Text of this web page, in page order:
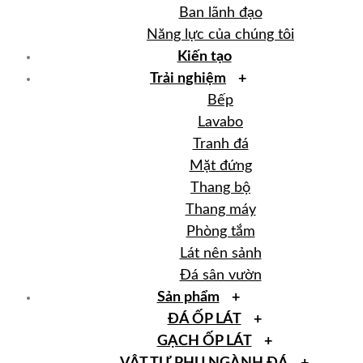
Ban lãnh đạo
Năng lực của chúng tôi
Kiến tạo
Trải nghiệm
Bếp
Lavabo
Tranh đá
Mặt đứng
Thang bộ
Thang máy
Phòng tắm
Lát nên sảnh
Đá sân vườn
Sản phẩm
ĐÁ ỐP LÁT
ĐÁ TỰ NHIÊN
GẠCH ỐP LÁT